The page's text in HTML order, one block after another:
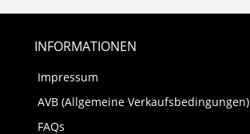
INFORMATIONEN
Impressum
AVB (Allgemeine Verkaufsbedingungen)
FAQs